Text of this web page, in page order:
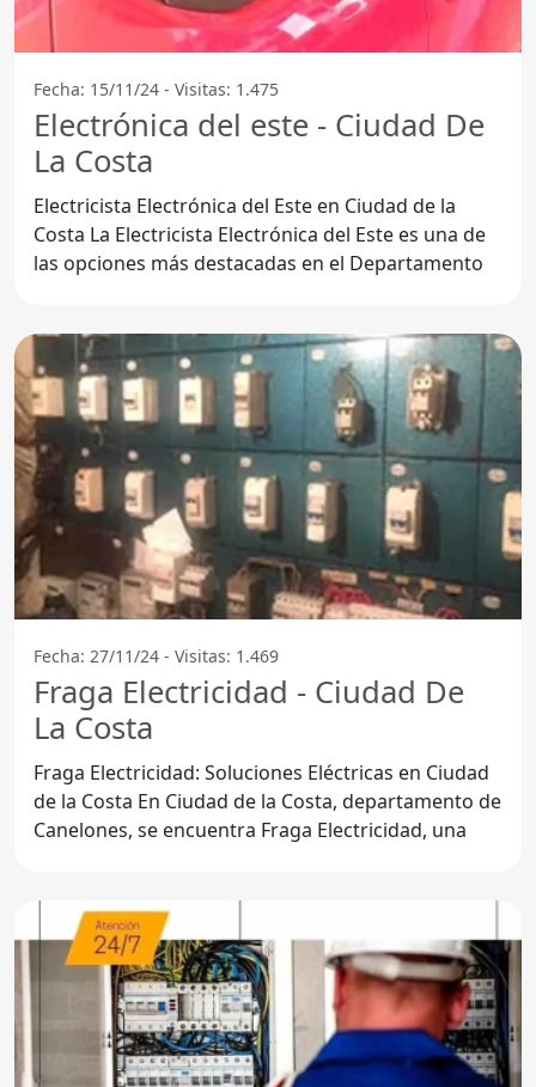
Fecha: 15/11/24 - Visitas: 1.475
Electrónica del este - Ciudad De
La Costa
Electricista Electrónica del Este en Ciudad de la
Costa La Electricista Electrónica del Este es una de
las opciones más destacadas en el Departamento
Fecha: 27/11/24 - Visitas: 1.469
Fraga Electricidad - Ciudad De
La Costa
Fraga Electricidad: Soluciones Eléctricas en Ciudad
de la Costa En Ciudad de la Costa, departamento de
Canelones, se encuentra Fraga Electricidad, una